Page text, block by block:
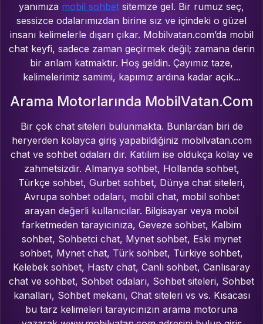
yanımıza mobil sohbet sitemize gel. Bir rumuz seç,
sessizce odalarımızdan birine sız ve içindeki o güzel
insanı kelimelerle dışarı çıkar. Mobilvatan.com’da mobil
chat keyfi, sadece zaman geçirmek değil; zamana derin
bir anlam katmaktır. Hoş geldin. Çayımız taze,
kelimelerimiz samimi, kapımız ardına kadar açık...
Arama Motorlarında MobilVatan.Com
Bir çok chat siteleri bulunmakta. Bunlardan biri de
heryerden kolayca giriş yapabildiğiniz mobilvatan.com
chat ve sohbet odaları dır. Katılım ise oldukça kolay ve
zahmetsizdir. Almanya sohbet, Hollanda sohbet,
Türkçe sohbet, Gurbet sohbet, Dünya chat siteleri,
Avrupa sohbet odaları, mobil chat, mobil sohbet
arayan değerli kullanıcılar. Bilgisayar veya mobil
farketmeden tarayıcınıza, Geveze sohbet, Kalbim
sohbet, Sohbetci chat, Mynet sohbet, Eski mynet
sohbet, Mynet chat, Türk sohbet, Türkiye sohbet,
Kelebek sohbet, Hastv chat, Canlı sohbet, Canlısaray
chat ve sohbet, Sohbet odaları, Sohbet siteleri, Sohbet
kanalları, Sohbet mekanı, Chat siteleri vs vs. Kısacası
bu tarz kelimeleri tarayıcınızın arama motoruna